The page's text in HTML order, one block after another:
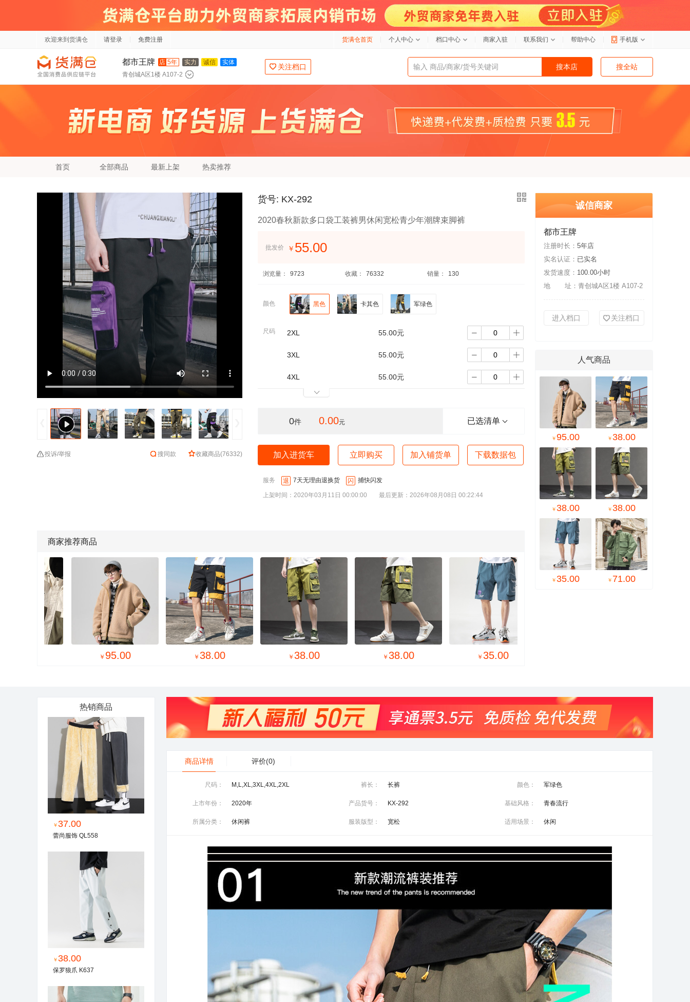
欢迎来到货满仓 请登录 免费注册 货满仓首页 个人中心 档口中心 商家入驻 联系我们 帮助中心 手机版
都市王牌 店 5年 实力 诚信
实体
青创城A区1楼 A107-2
搜全站
搜本店
关注档口
首页 全部商品 最新上架 热卖推荐
投诉/举报 搜同款 收藏商品(76332)
货号: KX-292
2020春秋新款多口袋工装裤男休闲宽松青少年潮牌束脚裤
批发价 ￥ 55.00
浏览量： 9723 收藏： 76332 销量： 130
颜色 黑色 卡其色 军绿色
尺码 2XL 55.00元  
3XL 55.00元  
4XL 55.00元  
0件 0.00元 已选清单
加入进货车 立即购买 加入铺货单 下载数据包
服务 退 7天无理由退换货 闪 捕快闪发
上架时间：2020年03月11日 00:00:00 最后更新：2026年08月08日 00:22:44
商家推荐商品
95.00 38.00 38.00 38.00 35.00
诚信商家
都市王牌
注册时长： 5年店
实名认证： 已实名
发货速度： 100.00小时
地 址： 青创城A区1楼 A107-2
进入档口 关注档口
人气商品
￥95.00 ￥38.00
￥38.00 ￥38.00
￥35.00 ￥ 71.00
热销商品
￥37.00
蕾尚服饰 QL558
￥38.00
保罗狼爪 K637
商品详情 评价(0)
尺码： M,L,XL,3XL,4XL,2XL 裤长： 长裤 颜色： 军绿色
上市年份： 2020年 产品货号： KX-292 基础风格： 青春流行
所属分类： 休闲裤 服装版型： 宽松 适用场景： 休闲